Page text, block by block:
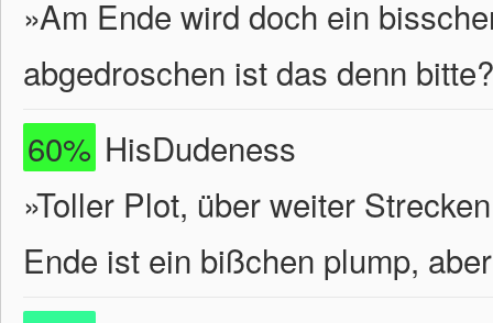
»Am Ende wird doch ein
abgedroschen ist das denn
60% HisDudeness
»Toller Plot, über weiter
Ende ist ein bißchen plump,